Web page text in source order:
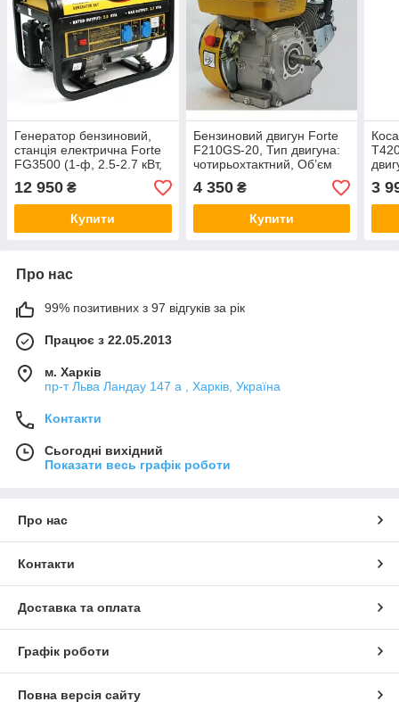
Генератор бензиновий,
станція електрична Forte
FG3500 (1-ф, 2.5-2.7 кВт,
ручний старт )
12 950 ₴
Купити
Бензиновий двигун Forte
F210GS-20, Тип двигуна:
чотирьохтактний, Об’єм
двигуна: 210 см³, Діаметр
валу: 20 мм, шпонка
4 350₴
Купити
3
Про нас
99% позитивних з 97 відгуків за рік
Працює з 22.05.2013
м. Харків
пр-т Льва Ландау 147 а , Харків, Україна
Контакти
Сьогодні вихідний
Показати весь графік роботи
Про нас
Контакти
Доставка та оплата
Графік роботи
Повна версія сайту